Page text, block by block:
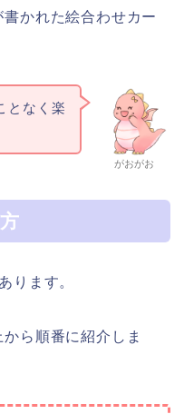
かれた絵合わせカー
がおがお
となく楽
ります。
ら順番に紹介しま